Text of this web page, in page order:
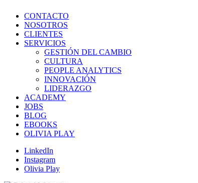
CONTACTO
NOSOTROS
CLIENTES
SERVICIOS
GESTIÓN DEL CAMBIO
CULTURA
PEOPLE ANALYTICS
INNOVACIÓN
LIDERAZGO
ACADEMY
JOBS
BLOG
EBOOKS
OLIVIA PLAY
LinkedIn
Instagram
Olivia Play